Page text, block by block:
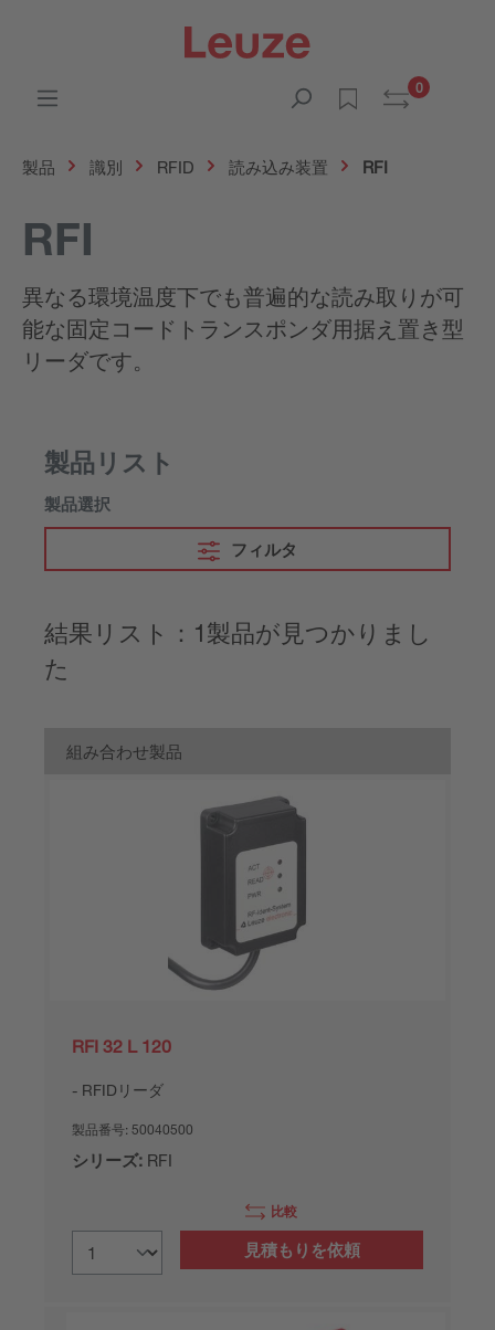
0
製品 識別 RFID 読み込み装置 RFI
RFI
異なる環境温度下でも普遍的な読み取りが可
能な固定コードトランスポンダ用据え置き型
リーダです。
製品リスト
製品選択
フィルタ
結果リスト：1製品が見つかりまし
た
組み合わせ製品
RFI 32 L 120
RFIDリーダ
製品番号: 50040500
シリーズ: RFI
比較
見積もりを依頼